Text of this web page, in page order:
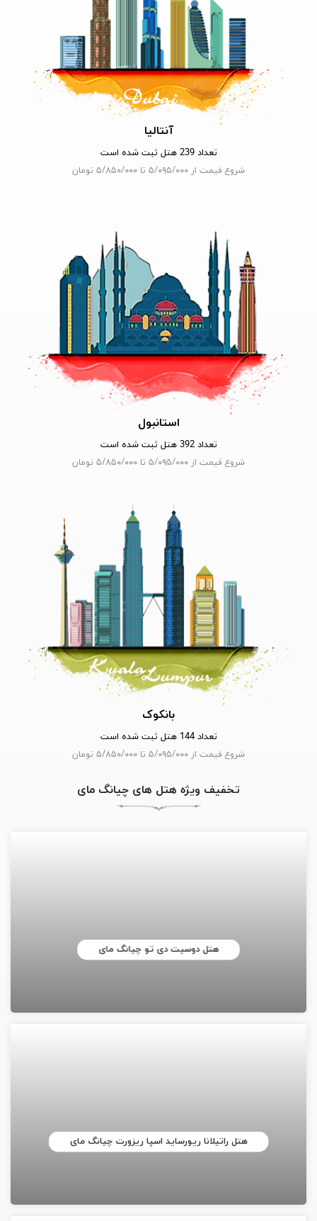
آنتالیا
تعداد 239 هتل ثبت شده است
شروع قیمت از ۵/۰۹۵/۰۰۰ تا ۵/۸۵۰/۰۰۰ تومان
استانبول
تعداد 392 هتل ثبت شده است
شروع قیمت از ۵/۰۹۵/۰۰۰ تا ۵/۸۵۰/۰۰۰ تومان
بانکوک
تعداد 144 هتل ثبت شده است
شروع قیمت از ۵/۰۹۵/۰۰۰ تا ۵/۸۵۰/۰۰۰ تومان
تخفیف ویژه هتل های چیانگ مای
هتل دوسیت دی تو چیانگ مای
هتل راتیلانا ریورساید اسپا ریزورت چیانگ مای